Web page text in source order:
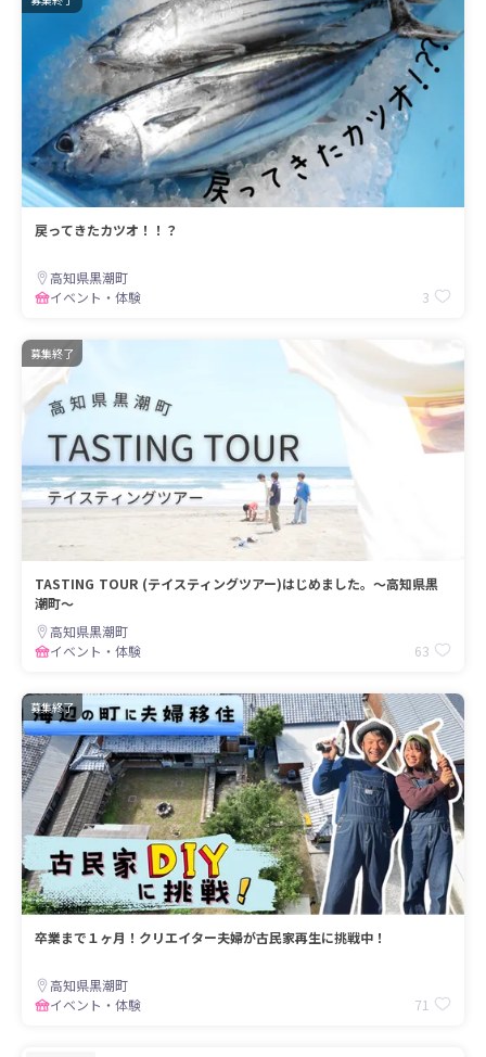
戻ってきたカツオ！！？
高知県黒潮町
イベント・体験
3
募集終了
TASTING TOUR (テイスティングツアー)はじめました。～高知県黒
潮町～
高知県黒潮町
イベント・体験
63
募集終了
卒業まで１ヶ月！クリエイター夫婦が古民家再生に挑戦中！
高知県黒潮町
イベント・体験
71